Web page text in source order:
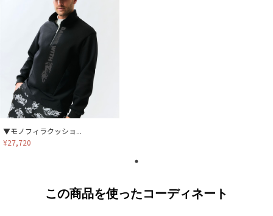
▼モノフィラクッショ...
¥27,720
この商品を使ったコーディネート